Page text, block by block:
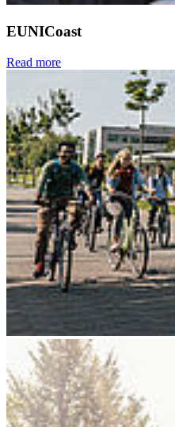
EUNICoast
Read more
Go to slide 1
Go to slide 2
Go to slide 3
Go to slide 4
Go to slide 5
Go to slide 6
Go to slide 7
Go to slide 8
Go to slide 9
Zurück
Studium generale
digital wird unsere